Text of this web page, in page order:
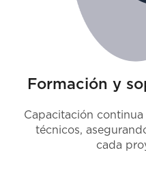
Formación y
Capacitación
técnicos,
cada